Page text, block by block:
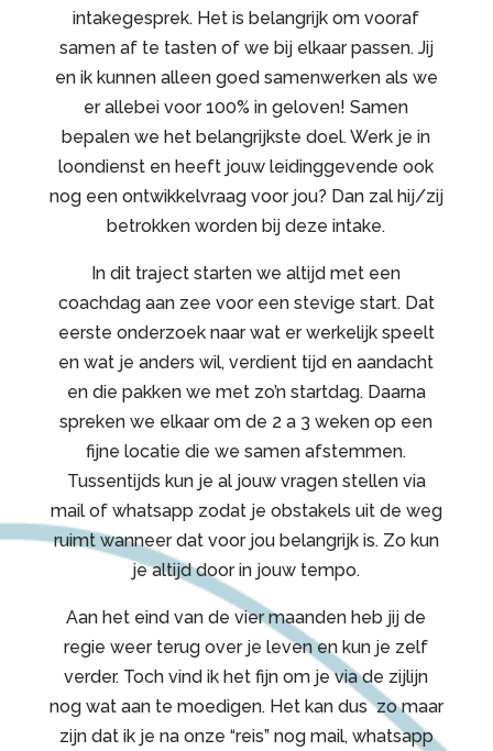
intakegesprek. Het is belangrijk om vooraf
samen af te tasten of we bij elkaar passen. Jij
en ik kunnen alleen goed samenwerken als we
er allebei voor 100% in geloven! Samen
bepalen we het belangrijkste doel. Werk je in
loondienst en heeft jouw leidinggevende ook
nog een ontwikkelvraag voor jou? Dan zal hij/zij
betrokken worden bij deze intake.
In dit traject starten we altijd met een
coachdag aan zee voor een stevige start. Dat
eerste onderzoek naar wat er werkelijk speelt
en wat je anders wil, verdient tijd en aandacht
en die pakken we met zo’n startdag. Daarna
spreken we elkaar om de 2 a 3 weken op een
fijne locatie die we samen afstemmen.
Tussentijds kun je al jouw vragen stellen via
mail of whatsapp zodat je obstakels uit de weg
ruimt wanneer dat voor jou belangrijk is. Zo kun
je altijd door in jouw tempo.
Aan het eind van de vier maanden heb jij de
regie weer terug over je leven en kun je zelf
verder. Toch vind ik het fijn om je via de zijlijn
nog wat aan te moedigen. Het kan dus zo maar
zijn dat ik je na onze “reis” nog mail, whatsapp